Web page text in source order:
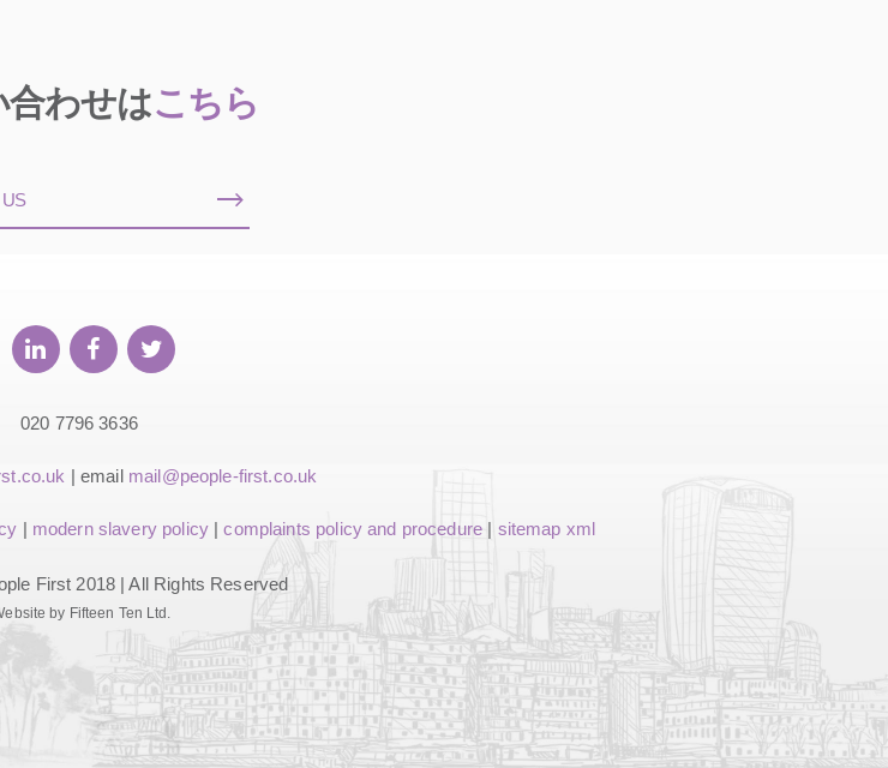
合わせはこちら
020 7796 3636
| email mail@people-first.co.uk
| modern slavery policy|complaints policy and procedure | sitemap xml
First 2018 | All Rights Reserved
by Fifteen Ten Ltd.